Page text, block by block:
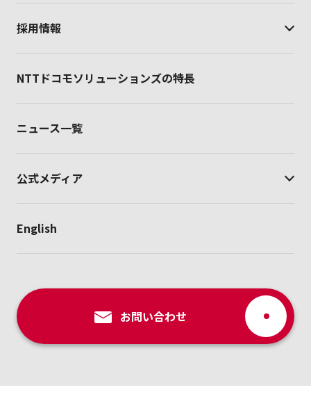
採用情報
NTTドコモソリューションズの特長
ニュース一覧
公式メディア
English
お問い合わせ